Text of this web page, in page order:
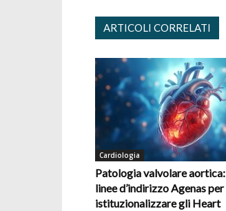
ARTICOLI CORRELATI
Cardiologia
Patologia valvolare aortica:
linee d’indirizzo Agenas per
istituzionalizzare gli Heart